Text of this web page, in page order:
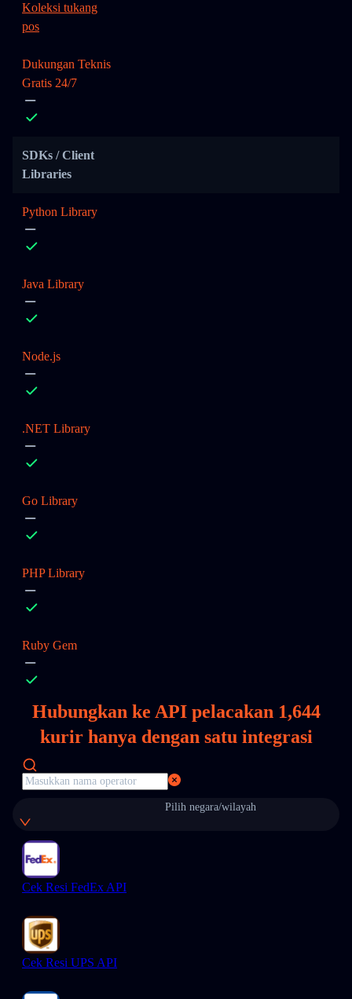
Koleksi tukang
pos
Dukungan Teknis
Gratis 24/7
SDKs / Client
Libraries
Python Library
Java Library
Node.js
.NET Library
Go Library
PHP Library
Ruby Gem
Hubungkan ke API pelacakan 1,644
kurir hanya dengan satu integrasi
Pilih negara/wilayah
Cek Resi FedEx API
Cek Resi UPS API